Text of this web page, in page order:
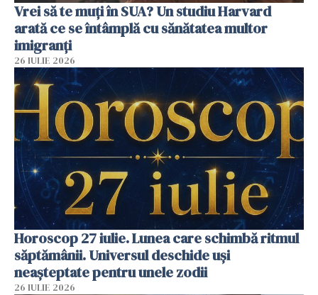
Vrei să te muți în SUA? Un studiu Harvard
arată ce se întâmplă cu sănătatea multor
imigranți
26 IULIE 2026
Horoscop 27 iulie. Lunea care schimbă ritmul
săptămânii. Universul deschide uși
neașteptate pentru unele zodii
26 IULIE 2026